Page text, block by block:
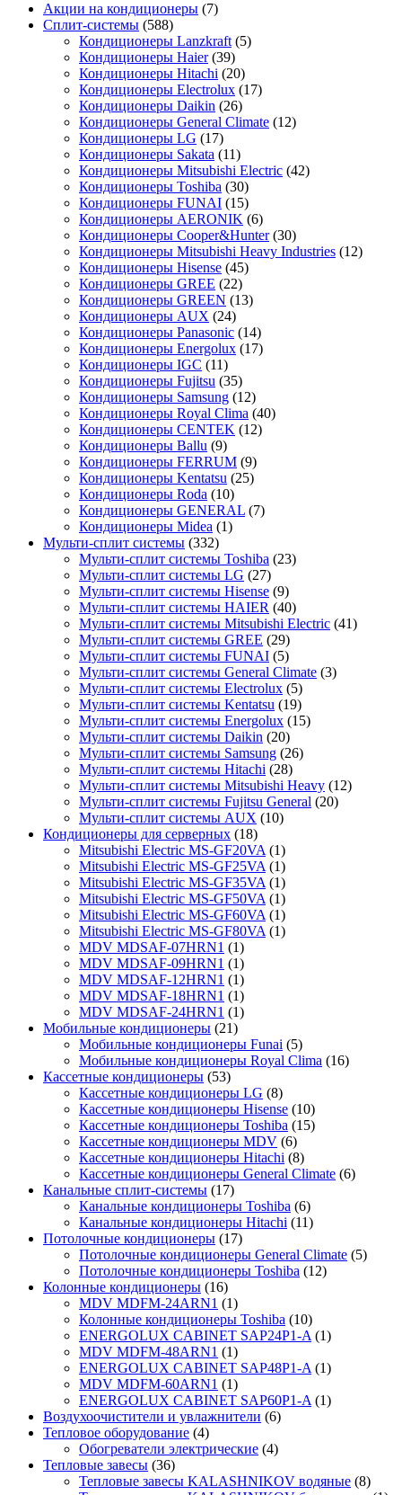
Акции на кондиционеры (7)
Сплит-системы (588)
Кондиционеры Lanzkraft (5)
Кондиционеры Haier (39)
Кондиционеры Hitachi (20)
Кондиционеры Electrolux (17)
Кондиционеры Daikin (26)
Кондиционеры General Climate (12)
Кондиционеры LG (17)
Кондиционеры Sakata (11)
Кондиционеры Mitsubishi Electric (42)
Кондиционеры Toshiba (30)
Кондиционеры FUNAI (15)
Кондиционеры AERONIK (6)
Кондиционеры Cooper&Hunter (30)
Кондиционеры Mitsubishi Heavy Industries (12)
Кондиционеры Hisense (45)
Кондиционеры GREE (22)
Кондиционеры GREEN (13)
Кондиционеры AUX (24)
Кондиционеры Panasonic (14)
Кондиционеры Energolux (17)
Кондиционеры IGC (11)
Кондиционеры Fujitsu (35)
Кондиционеры Samsung (12)
Кондиционеры Royal Clima (40)
Кондиционеры CENTEK (12)
Кондиционеры Ballu (9)
Кондиционеры FERRUM (9)
Кондиционеры Kentatsu (25)
Кондиционеры Roda (10)
Кондиционеры GENERAL (7)
Кондиционеры Midea (1)
Мульти-сплит системы (332)
Мульти-сплит системы Toshiba (23)
Мульти-сплит системы LG (27)
Мульти-сплит системы Hisense (9)
Мульти-сплит системы HAIER (40)
Мульти-сплит системы Mitsubishi Electric (41)
Мульти-сплит системы GREE (29)
Мульти-сплит системы FUNAI (5)
Мульти-сплит системы General Climate (3)
Мульти-сплит системы Electrolux (5)
Мульти-сплит системы Kentatsu (19)
Мульти-сплит системы Energolux (15)
Мульти-сплит системы Daikin (20)
Мульти-сплит системы Samsung (26)
Мульти-сплит системы Hitachi (28)
Мульти-сплит системы Mitsubishi Heavy (12)
Мульти-сплит системы Fujitsu General (20)
Мульти-сплит системы AUX (10)
Кондиционеры для серверных (18)
Mitsubishi Electric MS-GF20VA (1)
Mitsubishi Electric MS-GF25VA (1)
Mitsubishi Electric MS-GF35VA (1)
Mitsubishi Electric MS-GF50VA (1)
Mitsubishi Electric MS-GF60VA (1)
Mitsubishi Electric MS-GF80VA (1)
MDV MDSAF-07HRN1 (1)
MDV MDSAF-09HRN1 (1)
MDV MDSAF-12HRN1 (1)
MDV MDSAF-18HRN1 (1)
MDV MDSAF-24HRN1 (1)
Мобильные кондиционеры (21)
Мобильные кондиционеры Funai (5)
Мобильные кондиционеры Royal Clima (16)
Кассетные кондиционеры (53)
Кассетные кондиционеры LG (8)
Кассетные кондиционеры Hisense (10)
Кассетные кондиционеры Toshiba (15)
Кассетные кондиционеры MDV (6)
Кассетные кондиционеры Hitachi (8)
Кассетные кондиционеры General Climate (6)
Канальные сплит-системы (17)
Канальные кондиционеры Toshiba (6)
Канальные кондиционеры Hitachi (11)
Потолочные кондиционеры (17)
Потолочные кондиционеры General Climate (5)
Потолочные кондиционеры Toshiba (12)
Колонные кондиционеры (16)
MDV MDFM-24ARN1 (1)
Колонные кондиционеры Toshiba (10)
ENERGOLUX CABINET SAP24P1-A (1)
MDV MDFM-48ARN1 (1)
ENERGOLUX CABINET SAP48P1-A (1)
MDV MDFM-60ARN1 (1)
ENERGOLUX CABINET SAP60P1-A (1)
Воздухоочистители и увлажнители (6)
Тепловое оборудование (4)
Обогреватели электрические (4)
Тепловые завесы (36)
Тепловые завесы KALASHNIKOV водяные (8)